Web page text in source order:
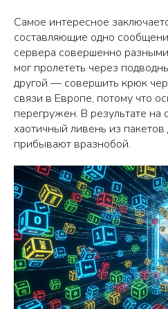
Самое интересное
составляющие одно
сервера совершенно
мог пролететь через
другой — совершить крюк
связи в Европе, потому что
перегружен. В результате на
хаотичный ливень из
прибывают вразнобой.